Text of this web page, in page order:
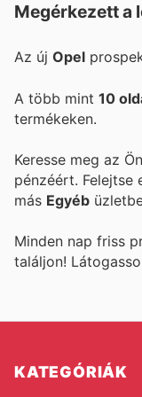
Megérkezett a
Az új Opel
A több mint 10
termékeken.
Keresse meg az
pénzéért.
más Egyéb
Minden nap friss
találjon!
KATEGÓRIÁK